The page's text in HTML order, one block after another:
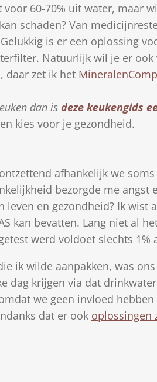
60-70% uit water, maar
schaden? Van
is er een oplossing
Natuurlijk wil je er
daar zet ik het
dan is deze keukengids
kies voor je gezondheid.
afhankelijk we
bezorgde me angst
en gezondheid? Ik wist
kan bevatten. Lang niet al
werd voldoet slechts
ik wilde aanpakken, was
dag krijgen via dat
we geen invloed
dat er ook oplossingen